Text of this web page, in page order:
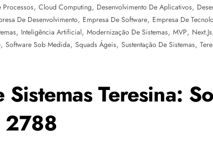
Processos, Cloud Computing, Desenvolvimento De Aplicativos,
De Desenvolvimento, Empresa De Software, Empresa De
, Inteligência Artificial, Modernização De Sistemas, MVP, Next.js
, Software Sob Medida, Squads Ágeis, Sustentação De Sistemas,
Teresina:
2788